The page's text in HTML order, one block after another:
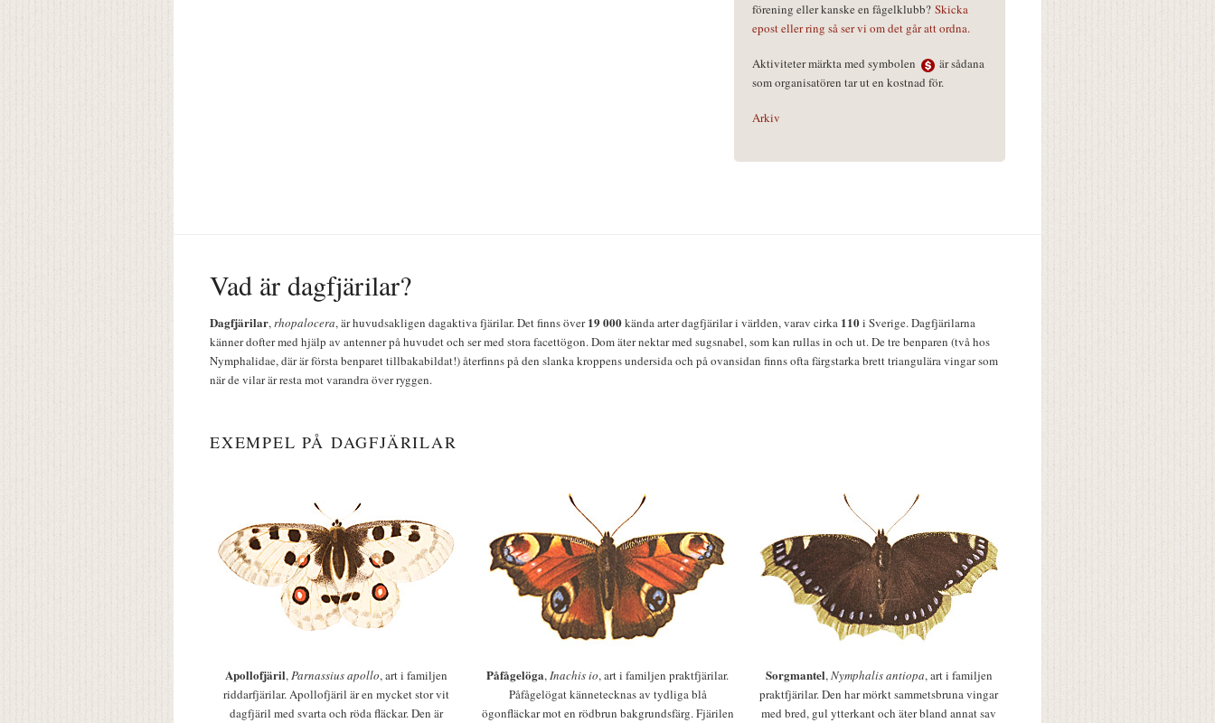
förening eller kanske en fågelklubb? Skicka
epost eller ring så ser vi om det går att ordna.
Aktiviteter märkta med symbolen
är sådana
som organisatören tar ut en kostnad för.
Arkiv
Vad är dagfjärilar?
Dagfjärilar,rhopalocera, är huvudsakligen dagaktiva fjärilar. Det finns över19 000kända arter dagfjärilar i världen, varav cirka 110i Sverige. Dagfjärilarna
känner dofter med hjälp av antenner på huvudet och ser med stora facettögon. Dom äter nektar med sugsnabel, som kan rullas in och ut. De tre benparen (två hos
Nymphalidae, där är första benparet tillbakabildat!) återfinns på den slanka kroppens undersida och på ovansidan finns ofta färgstarka brett triangulära vingar som
när de vilar är resta mot varandra över ryggen.
EXEMPEL PÅ DAGFJÄRILAR
Apollofjäril,Parnassius apollo, art i familjen
riddarfjärilar. Apollofjäril är en mycket stor vit
dagfjäril med svarta och röda fläckar. Den är
Påfågelöga,Inachis io, art i familjen praktfjärilar.
Påfågelögat kännetecknas av tydliga blå
ögonfläckar mot en rödbrun bakgrundsfärg. Fjärilen
Sorgmantel,Nymphalis antiopa, art i familjen
praktfjärilar. Den har mörkt sammetsbruna vingar
med bred, gul ytterkant och äter bland annat sav